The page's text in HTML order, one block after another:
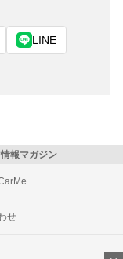
LINE
報マガジン
せ